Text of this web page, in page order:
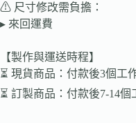
⚠ 尺寸修改需負擔：
▸ 來回運費
【製作與運送時程】
⏳ 現貨商品：付款後3個工
⏳ 訂製商品：付款後7-14